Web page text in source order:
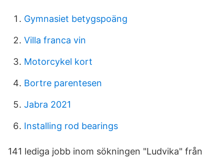
Gymnasiet betygspoäng
Villa franca vin
Motorcykel kort
Bortre parentesen
Jabra 2021
Installing rod bearings
141 lediga jobb inom sökningen "Ludvika" från